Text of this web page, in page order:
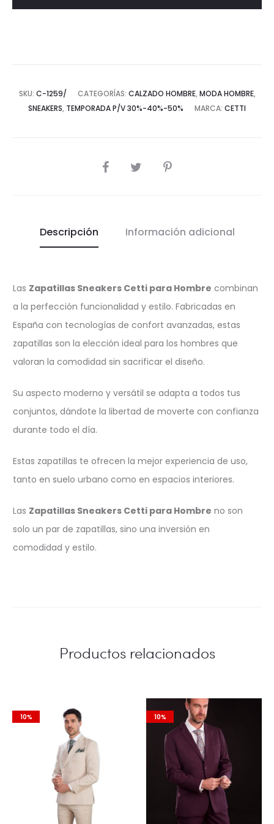
SKU: C-1259/ CATEGORÍAS: CALZADO HOMBRE, MODA HOMBRE,
SNEAKERS, TEMPORADA P/V 30%-40%-50% MARCA: CETTI
COMPARTIR
Descripción Información adicional
Las Zapatillas Sneakers Cetti para Hombre combinan
a la perfección funcionalidad y estilo. Fabricadas en
España con tecnologías de confort avanzadas, estas
zapatillas son la elección ideal para los hombres que
valoran la comodidad sin sacrificar el diseño.
Su aspecto moderno y versátil se adapta a todos tus
conjuntos, dándote la libertad de moverte con confianza
durante todo el día.
Estas zapatillas te ofrecen la mejor experiencia de uso,
tanto en suelo urbano como en espacios interiores.
Las Zapatillas Sneakers Cetti para Hombre no son
solo un par de zapatillas, sino una inversión en
comodidad y estilo.
Productos relacionados
10% 10%